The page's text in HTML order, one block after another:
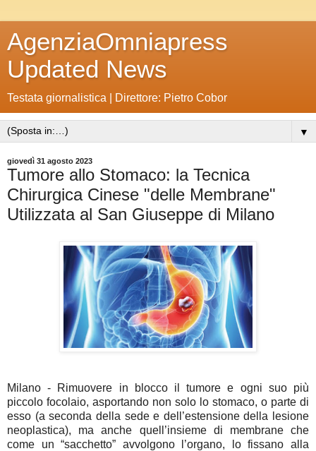
AgenziaOmniapress
Updated News
Testata giornalistica | Direttore: Pietro Cobor
▼
giovedì 31 agosto 2023
Tumore allo Stomaco: la Tecnica
Chirurgica Cinese "delle Membrane"
Utilizzata al San Giuseppe di Milano
Milano - Rimuovere in blocco il tumore e ogni suo più
piccolo focolaio, asportando non solo lo stomaco, o parte di
esso (a seconda della sede e dell’estensione della lesione
neoplastica), ma anche quell’insieme di membrane che
come un “sacchetto” avvolgono l’organo,
lo fissano alla